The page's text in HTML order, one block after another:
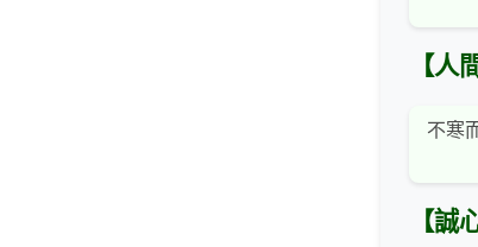
【人
不寒
【誠